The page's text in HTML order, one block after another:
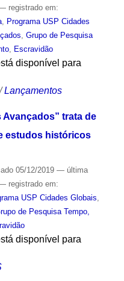
registrado em:
, Programa USP Cidades
, Grupo de Pesquisa
, Escravidão
disponível para
Lançamentos
trata de
estudos históricos
05/12/2019 — última
registrado em:
USP Cidades Globais,
de Pesquisa Tempo,
disponível para